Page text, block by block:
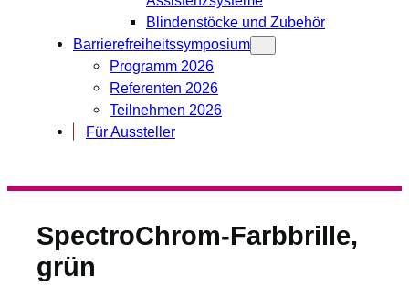
Blindenstöcke und Zubehör
Barrierefreiheitssymposium
Programm 2026
Referenten 2026
Teilnehmen 2026
Für Aussteller
SpectroChrom-Farbbrille,
grün